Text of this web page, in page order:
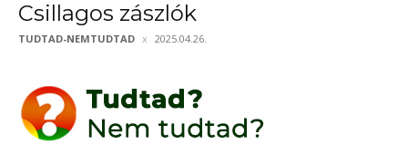
Csillagos zászlók
TUDTAD-NEMTUDTAD 2025.04.26.